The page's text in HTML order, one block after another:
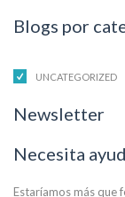
Blogs por
UNCATEGORIZED
Newsletter
Necesita
Estaríamos más que